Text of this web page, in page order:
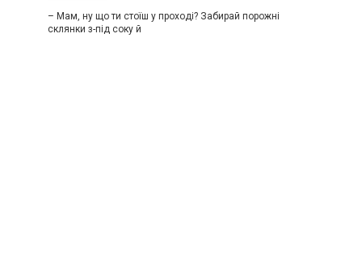
– Мам, ну що ти стоїш у проході? Забирай порожні
склянки з-під соку й